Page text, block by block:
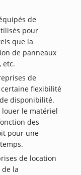
de
pour
que la
de panneaux
etc.
de
flexibilité
disponibilité.
le matériel
des
pour une
de location
de la